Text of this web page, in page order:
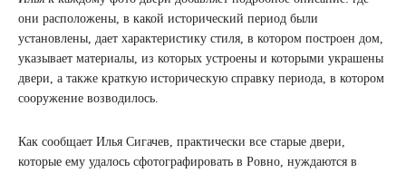
они расположены, в какой исторический период были
установлены, дает характеристику стиля, в котором построен дом,
указывает материалы, из которых устроены и которыми украшены
двери, а также краткую историческую справку периода, в котором
сооружение возводилось.
Как сообщает Илья Сигачев, практически все старые двери,
которые ему удалось сфотографировать в Ровно, нуждаются в